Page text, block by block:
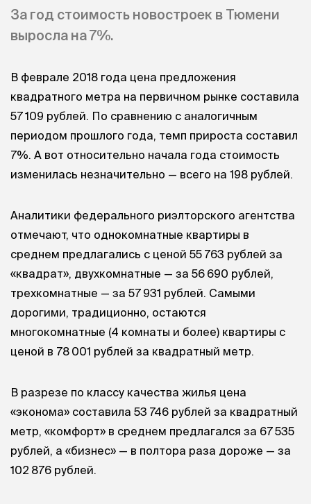
За год стоимость новостроек в Тюмени
выросла на 7%.
В феврале 2018 года цена предложения
квадратного метра на первичном рынке составила
57 109 рублей. По сравнению с аналогичным
периодом прошлого года, темп прироста составил
7%. А вот относительно начала года стоимость
изменилась незначительно — всего на 198 рублей.
Аналитики федерального риэлторского агентства
отмечают, что однокомнатные квартиры в
среднем предлагались с ценой 55 763 рублей за
«квадрат», двухкомнатные — за 56 690 рублей,
трехкомнатные — за 57 931 рублей. Самыми
дорогими, традиционно, остаются
многокомнатные (4 комнаты и более) квартиры с
ценой в 78 001 рублей за квадратный метр.
В разрезе по классу качества жилья цена
«эконома» составила 53 746 рублей за квадратный
метр, «комфорт» в среднем предлагался за 67 535
рублей, а «бизнес» — в полтора раза дороже — за
102 876 рублей.